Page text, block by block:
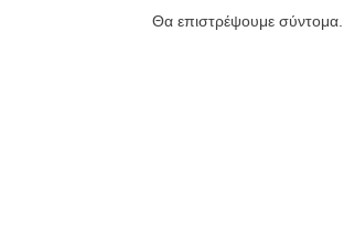
Θα επιστρέψουμε σύντομα.